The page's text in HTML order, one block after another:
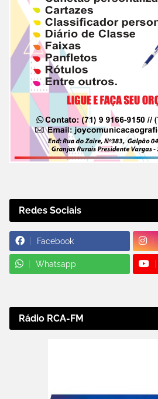
Redes Sociais
Facebook
Whatsapp
Rádio RCA-FM